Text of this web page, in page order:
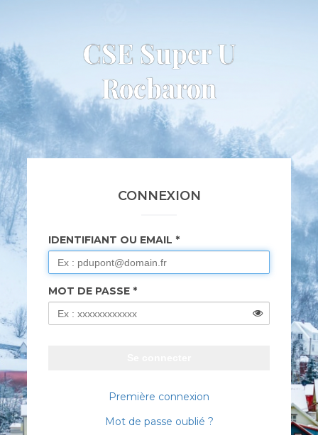
CSE Super U
Rocbaron
CONNEXION
IDENTIFIANT OU EMAIL
MOT DE PASSE
Première connexion
Mot de passe oublié ?